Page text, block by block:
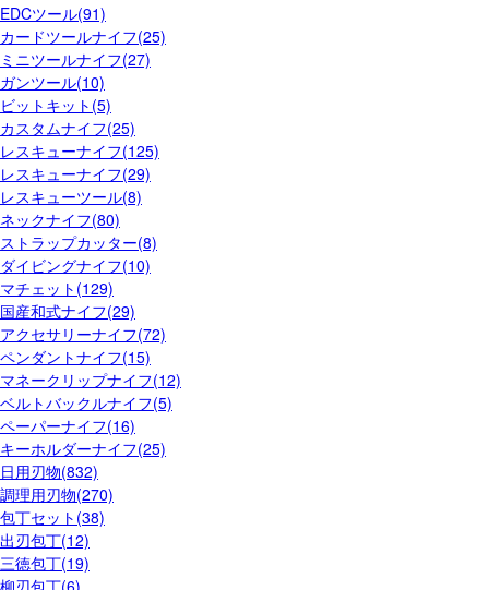
EDCツール(91)
カードツールナイフ(25)
ミニツールナイフ(27)
ガンツール(10)
ビットキット(5)
カスタムナイフ(25)
レスキューナイフ(125)
レスキューナイフ(29)
レスキューツール(8)
ネックナイフ(80)
ストラップカッター(8)
ダイビングナイフ(10)
マチェット(129)
国産和式ナイフ(29)
アクセサリーナイフ(72)
ペンダントナイフ(15)
マネークリップナイフ(12)
ベルトバックルナイフ(5)
ペーパーナイフ(16)
キーホルダーナイフ(25)
日用刃物(832)
調理用刃物(270)
包丁セット(38)
出刃包丁(12)
三徳包丁(19)